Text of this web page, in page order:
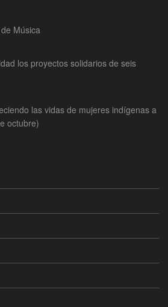
Música
los proyectos solidarios de seis
las vidas de mujeres indígenas a
octubre)